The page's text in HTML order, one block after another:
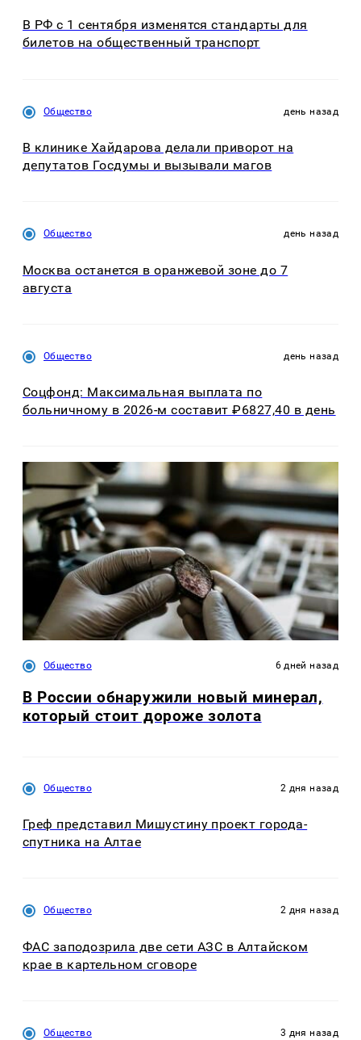
В РФ с 1 сентября изменятся стандарты для
билетов на общественный транспорт
Общество день назад
В клинике Хайдарова делали приворот на
депутатов Госдумы и вызывали магов
Общество день назад
Москва останется в оранжевой зоне до 7
августа
Общество день назад
Соцфонд: Максимальная выплата по
больничному в 2026-м составит ₽6827,40 в день
Общество 6 дней назад
В России обнаружили новый минерал,
который стоит дороже золота
Общество 2 дня назад
Греф представил Мишустину проект города-
спутника на Алтае
Общество 2 дня назад
ФАС заподозрила две сети АЗС в Алтайском
крае в картельном сговоре
Общество 3 дня назад